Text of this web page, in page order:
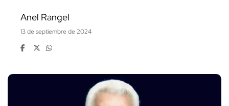
Anel Rangel
13 de septiembre de 2024